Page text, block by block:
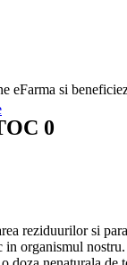
eFarma si
0
reziduurilor si
in organismul